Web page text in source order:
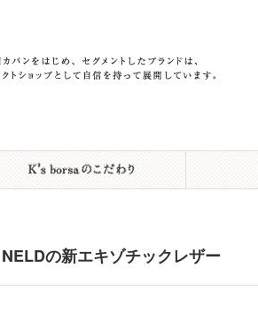
NELDの新エキゾチックレザー